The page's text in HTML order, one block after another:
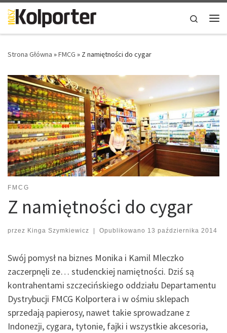
Skip to content
Search
Strona Główna »FMCG » Z namiętności do cygar
FMCG
Z namiętności do cygar
przez Kinga Szymkiewicz Opublikowano 13 października 2014
Swój pomysł na biznes Monika i Kamil Mleczko
zaczerpnęli ze… studenckiej namiętności. Dziś są
kontrahentami szczecińskiego oddziału Departamentu
Dystrybucji FMCG Kolportera i w ośmiu sklepach
sprzedają papierosy, nawet takie sprowadzane z
Indonezji, cygara, tytonie, fajki i wszystkie akcesoria,